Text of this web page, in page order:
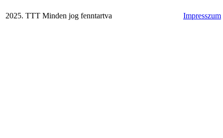
2025. TTT Minden jog fenntartva Impresszum